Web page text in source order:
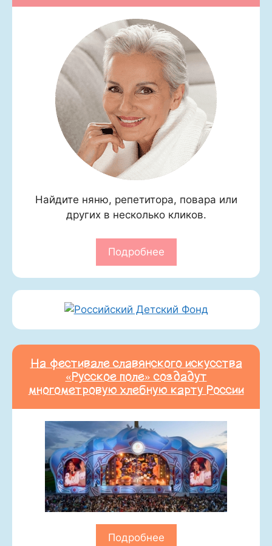
Найдите няню, репетитора, повара или
других в несколько кликов.
Подробнее
На фестивале славянского искусства
«Русское поле» создадут
многометровую хлебную карту России
Подробнее